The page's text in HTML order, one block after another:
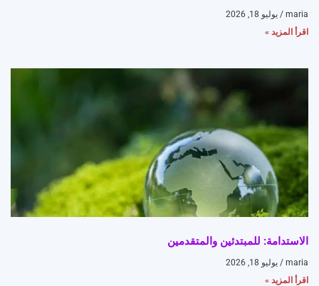
maria
يوليو 18, 2026
اقرأ المزيد »
الاستدامة: للمبتدئين والمتقدمين
maria
يوليو 18, 2026
اقرأ المزيد »